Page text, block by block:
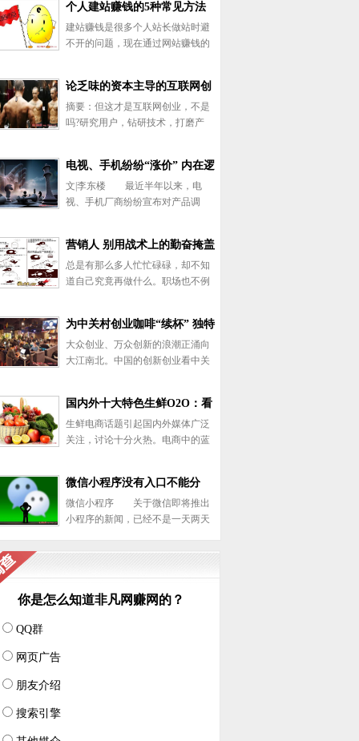
L48M3-AA，来自北京小米电子产
品有限公司，6月16日刚刚通
过。 从产品编号规
个人建站赚钱的5种常见方法
建站赚钱是很多个人站长做站时避
不开的问题，现在通过网站赚钱的
实，而是要有适合个人的方法或途
径，那个人建站赚钱方法有哪些呢?
主机侦探小编这里汇总
论乏味的资本主导的互联网创
业 不但乏味 而且丑陋
摘要：但这才是互联网创业，不是
吗?研究用户，钻研技术，打磨产
资，融资，然后跟另一个资本恐龙
合并，终结竞争。 2012年，程
维创办滴滴出行的前
电视、手机纷纷“涨价” 内在逻
辑到底是什么？
文|李东楼 最近半年以来，电
视、手机厂商纷纷宣布对产品调
视等互联网厂商。而它们对外解释
涨价的原因都是液晶面板、元器件
材料价格上涨等，
营销人 别用战术上的勤奋掩盖
你战略上的懒惰
总是有那么多人忙忙碌碌，却不知
道自己究竟再做什么。职场也不例
划依然被上司训斥?我们先来看一张
图。 上面这幅漫画到底表达了
什么，想必大家也
为中关村创业咖啡“续杯” 独特
的创业孵化风景
大众创业、万众创新的浪潮正涌向
大江南北。中国的创新创业看中关
在这条长度仅 200米的街道上，被
人们称为创业咖啡的3W咖啡、车库
咖啡以及新开业
国内外十大特色生鲜O2O：看
看别人怎么玩
生鲜电商话题引起国内外媒体广泛
关注，讨论十分火热。电商中的蓝
电商是怎么玩的。 文/鮑
剑 生鲜电商话题引起国内
外媒体广泛关注，讨论十
微信小程序没有入口不能分
享、搜索 创业者要失望了
微信小程序 关于微信即将推出
小程序的新闻，已经不是一天两天
信要出小程序，基本上是命令公司
业者来说，微博的风口
你是怎么知道非凡网赚网的？
QQ群
网页广告
朋友介绍
搜索引擎